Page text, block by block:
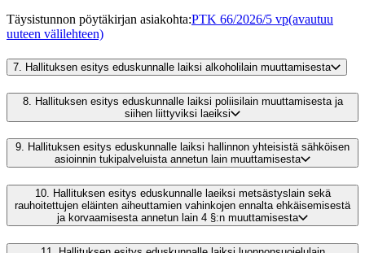
Täysistunnon pöytäkirjan asiakohta:PTK 66/2026/5 vp(avautuu
uuteen välilehteen)
7. Hallituksen esitys eduskunnalle laiksi alkoholilain muuttamisesta
8. Hallituksen esitys eduskunnalle laiksi poliisilain muuttamisesta ja
siihen liittyviksi laeiksi
9. Hallituksen esitys eduskunnalle laiksi hallinnon yhteisistä sähköisen
asioinnin tukipalveluista annetun lain muuttamisesta
10.
Hallituksen esitys eduskunnalle laeiksi metsästyslain sekä
rauhoitettujen eläinten aiheuttamien vahinkojen ennalta ehkäisemisestä
ja korvaamisesta annetun lain 4 §:n muuttamisesta